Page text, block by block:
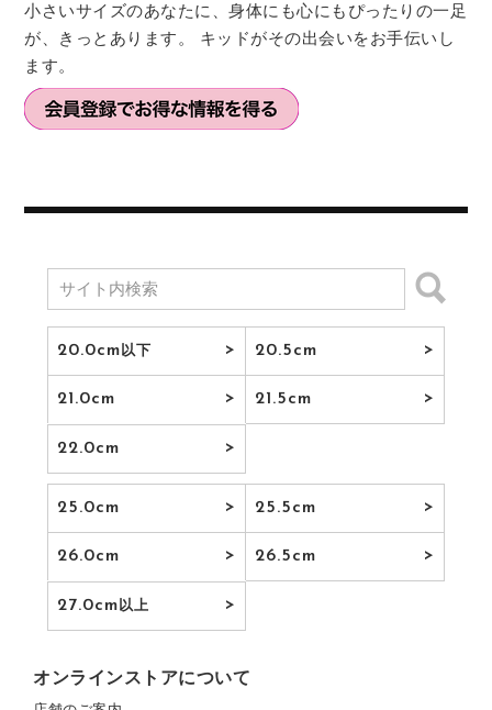
小さいサイズのあなたに、身体にも心にもぴったりの一足
が、きっとあります。 キッドがその出会いをお手伝いし
ます。
20.0cm以下 20.5cm
21.0cm 21.5cm
22.0cm
25.0cm 25.5cm
26.0cm 26.5cm
27.0cm以上
オンラインストアについて